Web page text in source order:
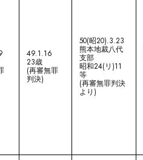
49.1.16
23歳
(再審無罪
判決)
50(昭20).3.23
熊本地裁八代
支部
昭和24(リ)11
等
(再審無罪判決
より)